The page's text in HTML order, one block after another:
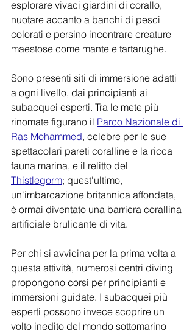
esplorare vivaci giardini di corallo,
nuotare accanto a banchi di pesci
colorati e persino incontrare creature
maestose come mante e tartarughe.
Sono presenti siti di immersione adatti
a ogni livello, dai principianti ai
subacquei esperti. Tra le mete più
rinomate figurano il Parco Nazionale di
Ras Mohammed, celebre per le sue
spettacolari pareti coralline e la ricca
fauna marina, e il relitto del
Thistlegorm; quest'ultimo,
un'imbarcazione britannica affondata,
è ormai diventato una barriera corallina
artificiale brulicante di vita.
Per chi si avvicina per la prima volta a
questa attività, numerosi centri diving
propongono corsi per principianti e
immersioni guidate. I subacquei più
esperti possono invece scoprire un
volto inedito del mondo sottomarino